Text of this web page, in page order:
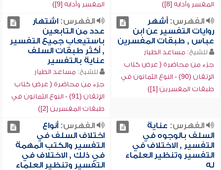
المفسر وآدابه [8])
المفسر وآدابه [9])
الفهرس:أشهر
روايات التفسير عن ابن
عباس , طبقات المفسرين
للشيخ: مساعد الطيار
جزء من محاضرة ( عرض كتاب
الإتقان (90) - النوع الثمانون في
طبقات المفسرين [1])
الفهرس:اشتهار
عدد من التابعين
باستيعاب جميع التفسير
, أكثر طبقات السلف
عناية بالتفسير
للشيخ: مساعد الطيار
جزء من محاضرة ( عرض كتاب
الإتقان (91) - النوع الثمانون في
طبقات المفسرين [2])
الفهرس: عناية
السلف بالوجوه في
التفسير , الاختلاف في
التفسير وتنظير العلماء
له
الفهرس:أنواع
اختلاف السلف في
التفسير والكتب المهمة
في ذلك , الاختلاف في
التفسير وتنظير العلماء